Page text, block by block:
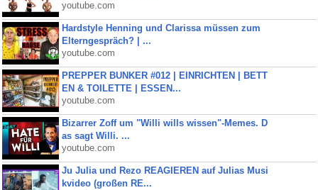
youtube.com
Hardstyle Henning und Clarissa müssen zum
Elterngespräch? | ...
youtube.com
PREPPER BUNKER #012 | EINRICHTEN | BETT
EN & TOILETTE | ESSEN...
youtube.com
Bizarrer Zoff um "Willi wills wissen"-Memes. D
as sagt Willi. ...
youtube.com
Ju Julia und Rezo REAGIEREN auf Julias Musi
kvideo (großen RE...